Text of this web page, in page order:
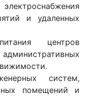
и удаленных
центров
систем,
помещений и